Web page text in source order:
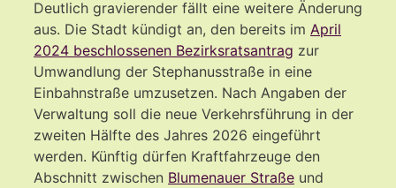
Deutlich gravierender fällt eine weitere Änderung
aus. Die Stadt kündigt an, den bereits im April
2024 beschlossenen Bezirksratsantrag zur
Umwandlung der Stephanusstraße in eine
Einbahnstraße umzusetzen. Nach Angaben der
Verwaltung soll die neue Verkehrsführung in der
zweiten Hälfte des Jahres 2026 eingeführt
werden. Künftig dürfen Kraftfahrzeuge den
Abschnitt zwischen Blumenauer Straße und